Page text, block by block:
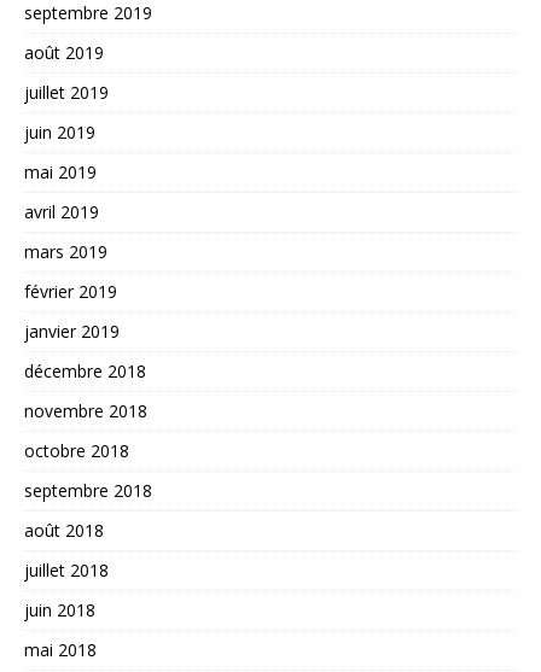
septembre 2019
août 2019
juillet 2019
juin 2019
mai 2019
avril 2019
mars 2019
février 2019
janvier 2019
décembre 2018
novembre 2018
octobre 2018
septembre 2018
août 2018
juillet 2018
juin 2018
mai 2018